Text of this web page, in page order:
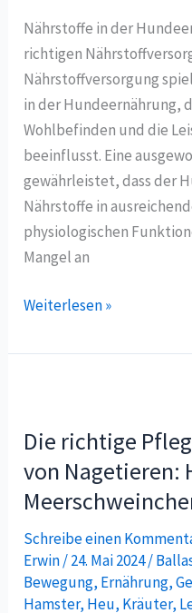
Nährstoffe in der
richtigen
Nährstoffversorgung
in der Hundeernährung,
Wohlbefinden und die
beeinflusst. Eine
gewährleistet, dass der
Nährstoffe in
physiologischen
Mangel an
Weiterlesen »
Die richtige
von Nagetieren:
Schreibe einen
Erwin/24. Mai 2024/
Bewegung, Ernährung,
Hamster, Heu, Kräuter,
Pflege
und
Ernährung
von
Nagetieren:
Hamster
und